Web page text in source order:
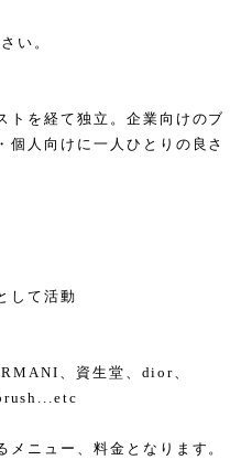
い。
トを経て独立。企業向けのブ
個人向けに一人ひとりの良さ
して活動
、資生堂、dior、
メニュー、料金となります。